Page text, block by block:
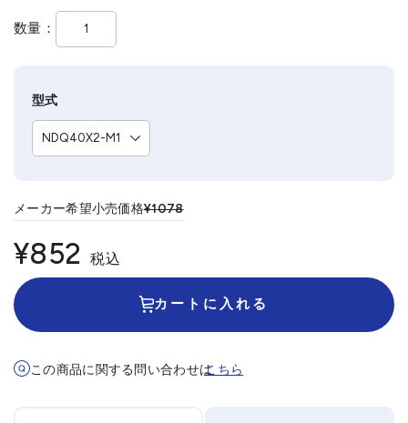
数量
型式
メーカー希望小売価格¥1078
¥852 税込
カートに入れる
この商品に関する問い合わせはこちら